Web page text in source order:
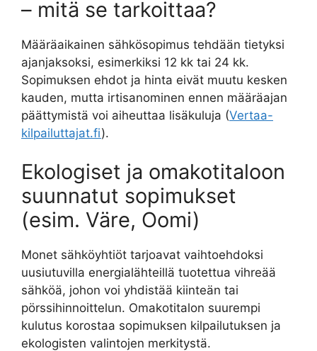
– mitä se tarkoittaa?
Määräaikainen sähkösopimus tehdään tietyksi
ajanjaksoksi, esimerkiksi 12 kk tai 24 kk.
Sopimuksen ehdot ja hinta eivät muutu kesken
kauden, mutta irtisanominen ennen määräajan
päättymistä voi aiheuttaa lisäkuluja (Vertaa-
kilpailuttajat.fi).
Ekologiset ja omakotitaloon
suunnatut sopimukset
(esim. Väre, Oomi)
Monet sähköyhtiöt tarjoavat vaihtoehdoksi
uusiutuvilla energialähteillä tuotettua vihreää
sähköä, johon voi yhdistää kiinteän tai
pörssihinnoittelun. Omakotitalon suurempi
kulutus korostaa sopimuksen kilpailutuksen ja
ekologisten valintojen merkitystä.